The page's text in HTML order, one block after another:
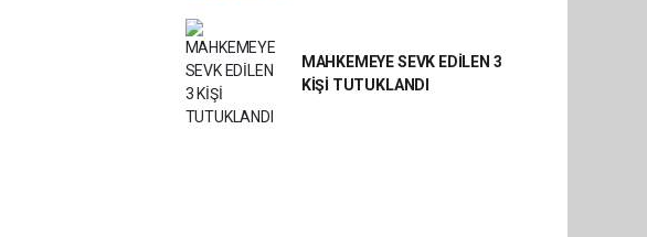
MAHKEMEYE SEVK EDİLEN 3
KİŞİ TUTUKLANDI